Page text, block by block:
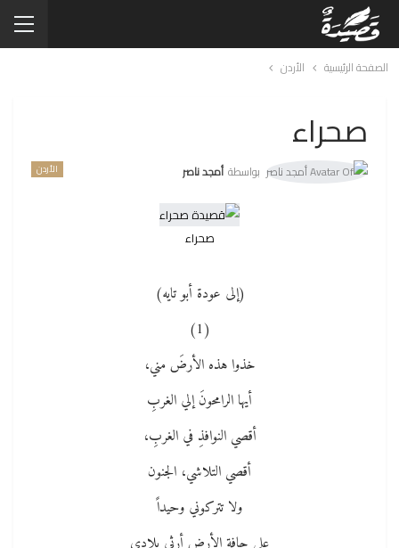
الصفحة الرئيسية الأردن
صحراء
الأردن بواسطة أمجد ناصر
صحراء
(إلى عودة أبو تايه)
(1)
خذوا هذه الأرضَ مني،
أيها الرامحونَ إلي الغربِ
أقصي النوافذِ في الغربِ،
أقصي التلاشي، الجنون
ولا تتركوني وحيداً